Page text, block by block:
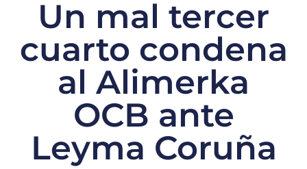
Un mal tercer
cuarto condena
al Alimerka
OCB ante
Leyma Coruña